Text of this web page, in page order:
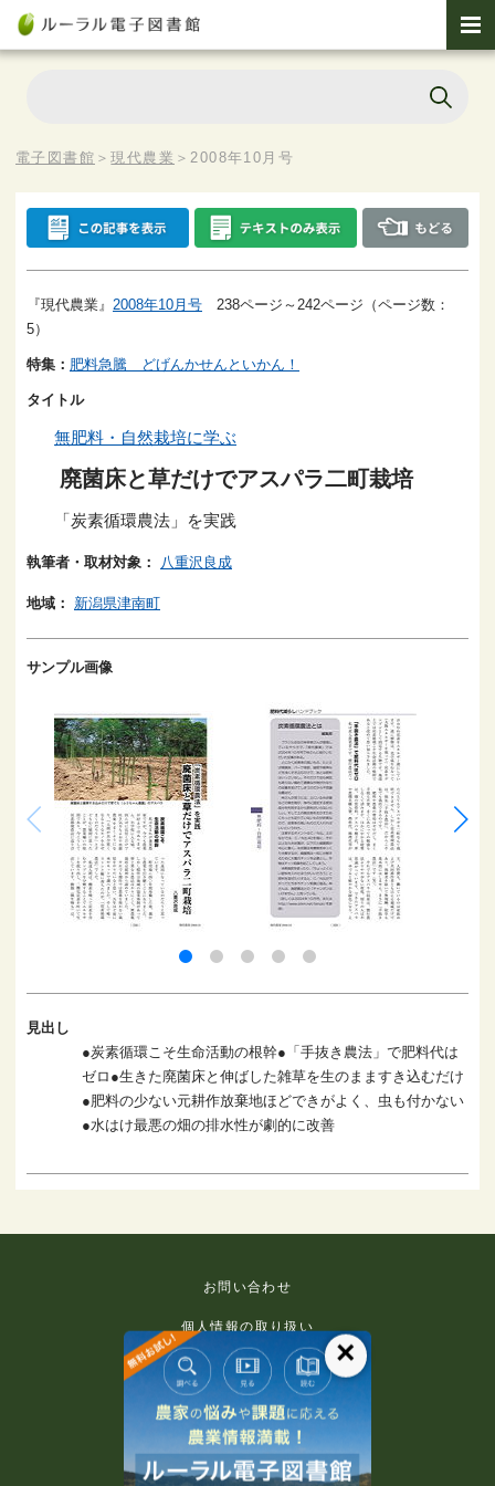
電子図書館 ＞現代農業 ＞2008年10月号
『現代農業』 2008年10月号 238ページ～242ページ（ページ数：
5）
特集： 肥料急騰 どげんかせんといかん！
タイトル
無肥料・自然栽培に学ぶ
廃菌床と草だけでアスパラ二町栽培
「炭素循環農法」を実践
執筆者・取材対象： 八重沢良成
地域： 新潟県津南町
サンプル画像
見出し
●炭素循環こそ生命活動の根幹●「手抜き農法」で肥料代は
ゼロ●生きた廃菌床と伸ばした雑草を生のまますき込むだけ
●肥料の少ない元耕作放棄地ほどできがよく、虫も付かない
●水はけ最悪の畑の排水性が劇的に改善
お問い合わせ
個人情報の取り扱い
免責事項
利用規約
推奨環境
×